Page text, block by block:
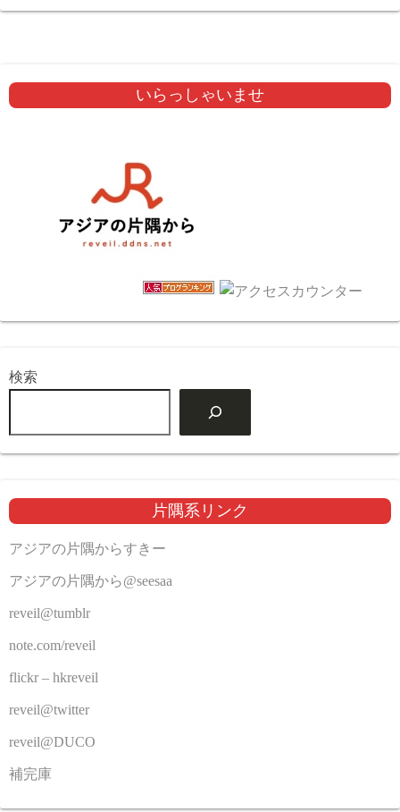
いらっしゃいませ
検索
片隅系リンク
アジアの片隅からすきー
アジアの片隅から@seesaa
reveil@tumblr
note.com/reveil
flickr – hkreveil
reveil@twitter
reveil@DUCO
補完庫